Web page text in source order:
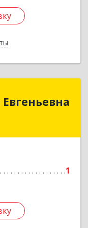
1
г,